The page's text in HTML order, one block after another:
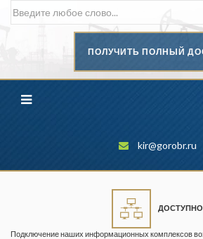
ПОЛУЧИТЬ ПОЛНЫЙ
kir@gorobr.ru
ДОСТУПНО
Подключение наших информационных комплексов